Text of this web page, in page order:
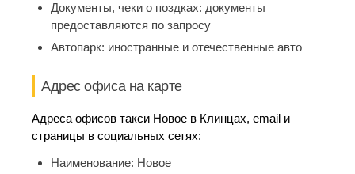
Документы, чеки о поздках: документы
предоставляются по запросу
Автопарк: иностранные и отечественные авто
Адрес офиса на карте
Адреса офисов такси Новое в Клинцах, email и
страницы в социальных сетях:
Наименование: Новое